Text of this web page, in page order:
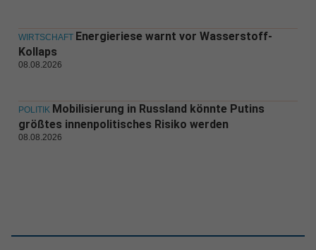
WIRTSCHAFT Energieriese warnt vor Wasserstoff-
Kollaps
08.08.2026
POLITIK Mobilisierung in Russland könnte Putins
größtes innenpolitisches Risiko werden
08.08.2026